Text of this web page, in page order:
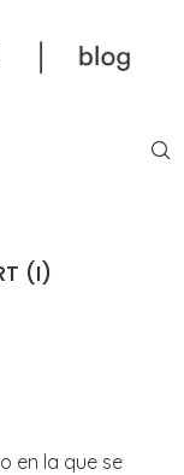
(I)
en la que se